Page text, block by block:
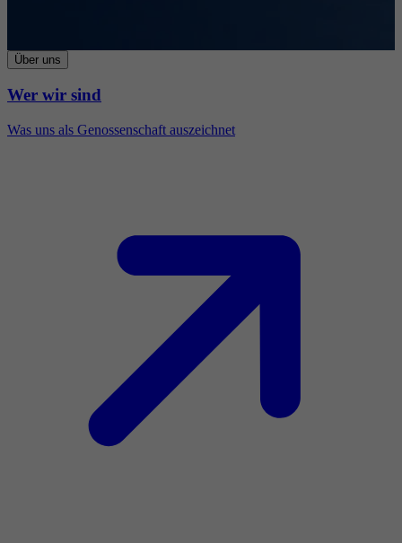
Über uns
Wer wir sind
Was uns als Genossenschaft auszeichnet